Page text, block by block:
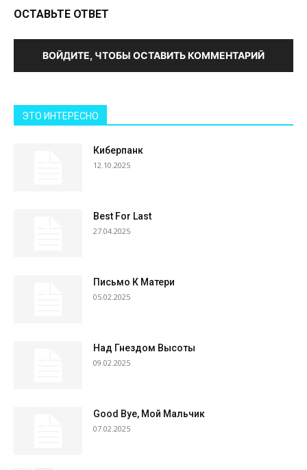
ОСТАВЬТЕ ОТВЕТ
ВОЙДИТЕ, ЧТОБЫ ОСТАВИТЬ КОММЕНТАРИЙ
ЭТО ИНТЕРЕСНО
Киберпанк
12.10.2025
Best For Last
27.04.2025
Письмо К Матери
05.02.2025
Над Гнездом Высоты
09.02.2025
Good Bye, Мой Мальчик
07.02.2025